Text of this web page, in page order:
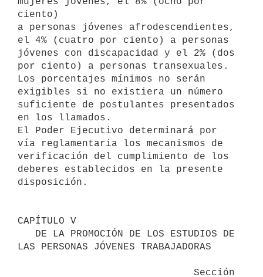
ciento)
a personas jóvenes afrodescendientes,
el 4% (cuatro por ciento) a personas
jóvenes con discapacidad y el 2% (dos
por ciento) a personas transexuales.
Los porcentajes mínimos no serán
exigibles si no existiera un número
suficiente de postulantes presentados
en los llamados.
El Poder Ejecutivo determinará por
vía reglamentaria los mecanismos de
verificación del cumplimiento de los
deberes establecidos en la presente
disposición.
CAPÍTULO V
LAS PERSONAS JÓVENES TRABAJADORAS